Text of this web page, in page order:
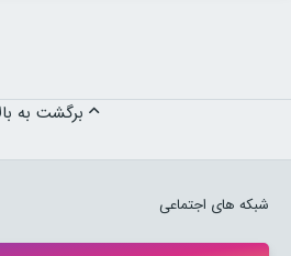
شبکه های اجتماعی